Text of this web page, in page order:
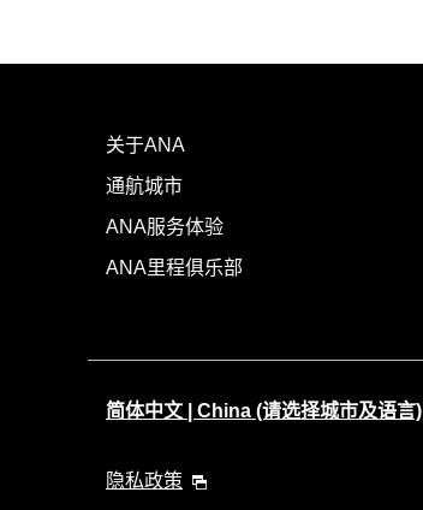
关于ANA
通航城市
ANA服务体验
ANA里程俱乐部
简体中文 | China (请选择城市及语言)
隐私政策